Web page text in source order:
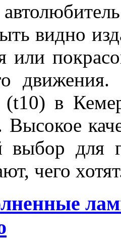
видно
или
(t10) в
для
чего